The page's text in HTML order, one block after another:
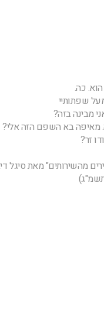
כה.
שפתותיי
מבינה בזה?
מאיפה בא השפם הזה אלי?
זר?
מהשירותים" מאת סיגל